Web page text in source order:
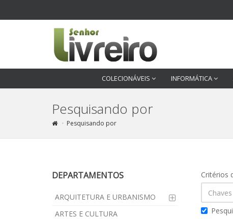
COLECIONÁVEIS INFORMÁTICA
Pesquisando por
Pesquisando por
DEPARTAMENTOS
ARQUITETURA E URBANISMO
ARTES E CULTURA
Critérios